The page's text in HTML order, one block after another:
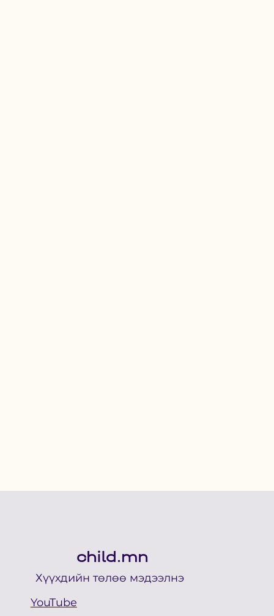
child.mn
Хүүхдийн төлөө мэдээлнэ
YouTube